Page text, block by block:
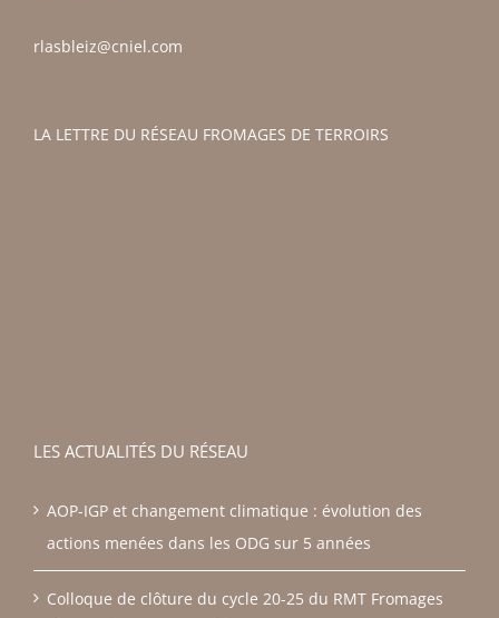
rlasbleiz@cniel.com
LA LETTRE DU RÉSEAU FROMAGES DE TERROIRS
LES ACTUALITÉS DU RÉSEAU
AOP-IGP et changement climatique : évolution des
actions menées dans les ODG sur 5 années
Colloque de clôture du cycle 20-25 du RMT Fromages